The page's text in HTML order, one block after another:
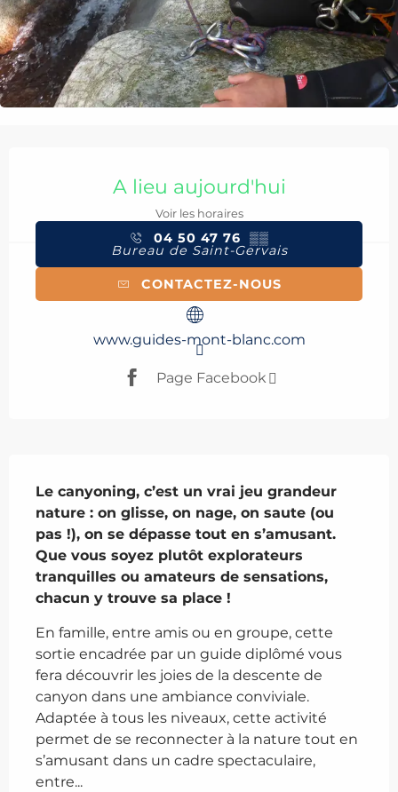
A lieu aujourd'hui
Voir les horaires
04 50 47 76 ▒▒
Bureau de Saint-Gervais
CONTACTEZ-NOUS
www.guides-mont-blanc.com
Page Facebook
Le canyoning, c’est un vrai jeu grandeur
nature : on glisse, on nage, on saute (ou
pas !), on se dépasse tout en s’amusant.
Que vous soyez plutôt explorateurs
tranquilles ou amateurs de sensations,
chacun y trouve sa place !
En famille, entre amis ou en groupe, cette
sortie encadrée par un guide diplômé vous
fera découvrir les joies de la descente de
canyon dans une ambiance conviviale.
Adaptée à tous les niveaux, cette activité
permet de se reconnecter à la nature tout en
s’amusant dans un cadre spectaculaire,
entre...